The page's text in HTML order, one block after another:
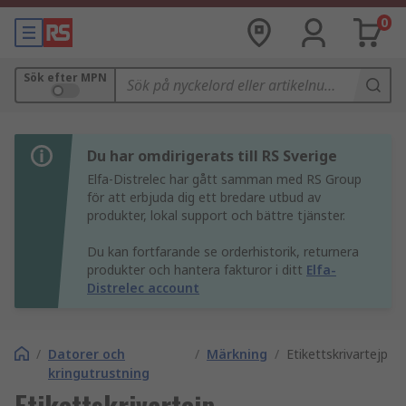
0
Sök efter MPN
Du har omdirigerats till RS Sverige
Elfa-Distrelec har gått samman med RS Group
för att erbjuda dig ett bredare utbud av
produkter, lokal support och bättre tjänster.
Du kan fortfarande se orderhistorik, returnera
produkter och hantera fakturor i ditt Elfa-
Distrelec account
/ Datorer och
kringutrustning
/ Märkning / Etikettskrivartejp